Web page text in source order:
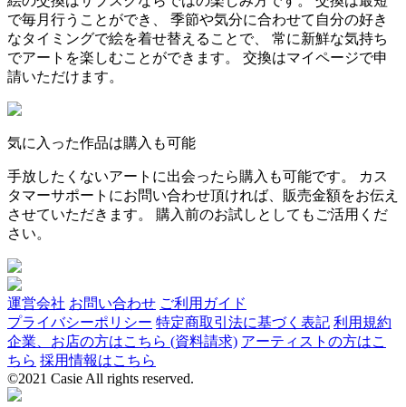
で毎月行うことができ、 季節や気分に合わせて自分の好き
なタイミングで絵を着せ替えることで、 常に新鮮な気持ち
でアートを楽しむことができます。 交換はマイページで申
請いただけます。
気に入った作品は購入も可能
手放したくないアートに出会ったら購入も可能です。 カス
タマーサポートにお問い合わせ頂ければ、販売金額をお伝え
させていただきます。 購入前のお試しとしてもご活用くだ
さい。
運営会社 お問い合わせ ご利用ガイド
プライバシーポリシー 特定商取引法に基づく表記 利用規約
企業、お店の方はこちら (資料請求) アーティストの方はこ
ちら 採用情報はこちら
©2021 Casie All rights reserved.